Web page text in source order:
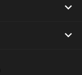

